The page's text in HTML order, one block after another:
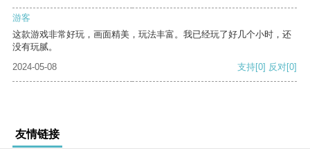
游客
这款游戏非常好玩，画面精美，玩法丰富。我已经玩了好几个小时，还
没有玩腻。
2024-05-08
支持[0] 反对[0]
友情链接